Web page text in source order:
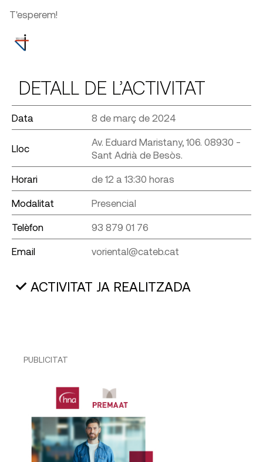
T'esperem!
DETALL DE L’ACTIVITAT
Data 8 de març de 2024
Lloc
Av. Eduard Maristany, 106. 08930 -
Sant Adrià de Besòs.
Horari de 12 a 13:30 horas
Modalitat Presencial
Telèfon 93 879 01 76
Email voriental@cateb.cat
ACTIVITAT JA REALITZADA
PUBLICITAT